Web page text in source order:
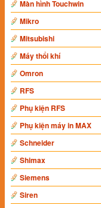
Màn hình Touchwin
Mikro
Mitsubishi
Máy thổi khí
Omron
RFS
Phụ kiện RFS
Phụ kiện máy in MAX
Schneider
Shimax
Siemens
Siren